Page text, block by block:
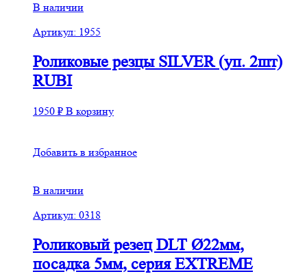
В наличии
Артикул: 1955
Роликовые резцы SILVER (уп. 2шт)
RUBI
1950 ₽ В корзину
Добавить в избранное
В наличии
Артикул: 0318
Роликовый резец DLT Ø22мм,
посадка 5мм, серия EXTREME